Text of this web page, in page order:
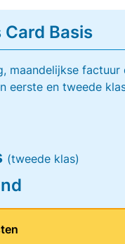
Card Basis
maandelijkse factuur
eerste en tweede
(tweede klas)